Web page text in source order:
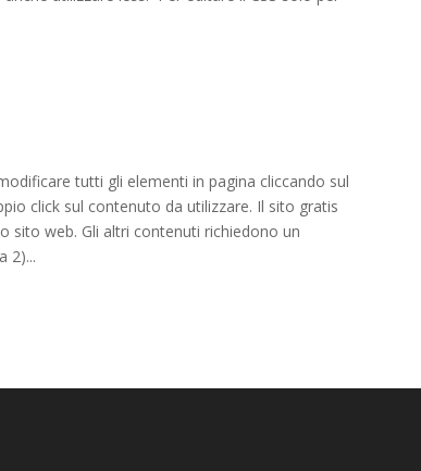
tutti gli elementi in pagina cliccando sul
click sul contenuto da utilizzare. Il sito gratis
sito web. Gli altri contenuti richiedono un
2)...